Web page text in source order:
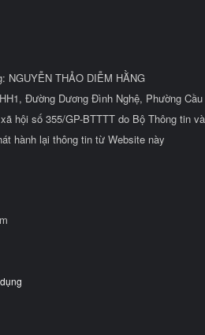
NGUYỄN THẢO DIỄM HẰNG
Đường Dương Đình Nghệ, Phường
hội số 355/GP-BTTTT do Bộ Thông tin
hành lại thông tin từ Website này